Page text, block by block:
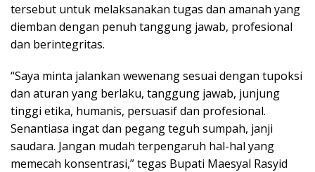
tersebut untuk melaksanakan tugas dan amanah yang
diemban dengan penuh tanggung jawab, profesional
dan berintegritas.
“Saya minta jalankan wewenang sesuai dengan tupoksi
dan aturan yang berlaku, tanggung jawab, junjung
tinggi etika, humanis, persuasif dan profesional.
Senantiasa ingat dan pegang teguh sumpah, janji
saudara. Jangan mudah terpengaruh hal-hal yang
memecah konsentrasi,” tegas Bupati Maesyal Rasyid